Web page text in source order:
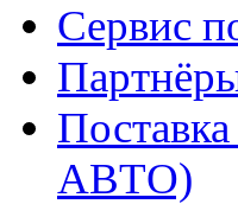
Сервис
АВТО)